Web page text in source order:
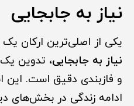
نیاز به جابجایی
یکی از اصلی‌ترین ارکان یک
نیاز به جابجایی، تدوین یک
و فازبندی دقیق است. این
ادامه زندگی در بخش‌های